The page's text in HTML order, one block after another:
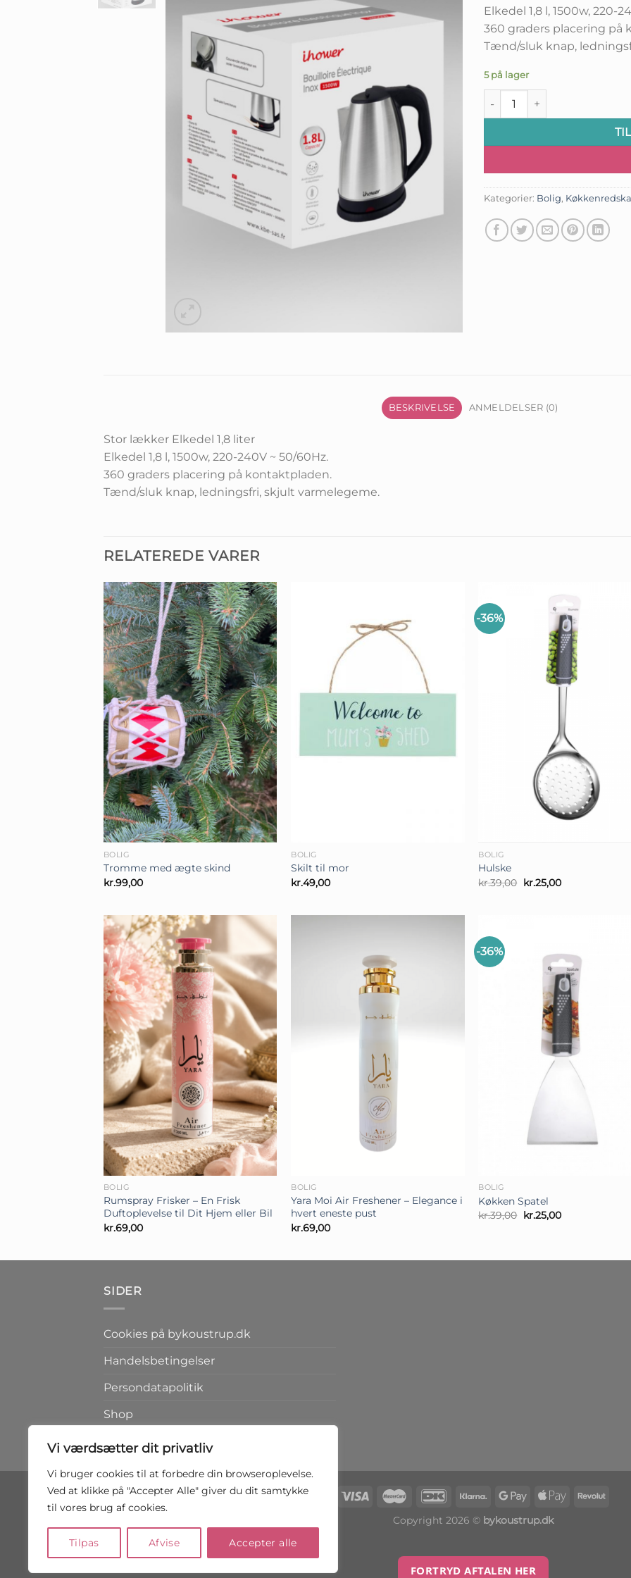
Vi værdsætter dit privatliv
Vi bruger cookies til at forbedre din browseroplevelse.
Ved at klikke på "Accepter Alle" giver du dit samtykke
til vores brug af cookies.
Tilpas Afvise Accepter alle
var:
Elkedel 1,8 l, 1500w, 220-
360 graders placering på
Tænd/sluk knap,
5 på lager
Elkedel 1,8 ltr, stål antal
Kategorier: Bolig,
BESKRIVELSE ANMELDELSER (0)
Stor lækker Elkedel 1,8 liter
Elkedel 1,8 l, 1500w, 220-240V ~ 50/60Hz.
360 graders placering på kontaktpladen.
Tænd/sluk knap, ledningsfri, skjult varmelegeme.
RELATEREDE VARER
+
BOLIG
Tromme med ægte skind
kr.99,00
BOLIG
Skilt til mor
kr.49,00
-36%
BOLIG
Hulske
kr.39,00 Den
oprindelige
kr.25,00Den
+
BOLIG
Rumspray Frisker – En Frisk
Duftoplevelse til Dit Hjem eller Bil
kr.69,00
BOLIG
Yara Moi Air Freshener – Elegance i
hvert eneste pust
kr.69,00
-36%
BOLIG
Køkken Spatel
kr.39,00 Den
oprindelige
kr.25,00Den
SIDER
Cookies på bykoustrup.dk
Handelsbetingelser
Persondatapolitik
Shop
Kontakt
Copyright 2026 © bykoustrup.dk
FORTRYD AFTALEN HER